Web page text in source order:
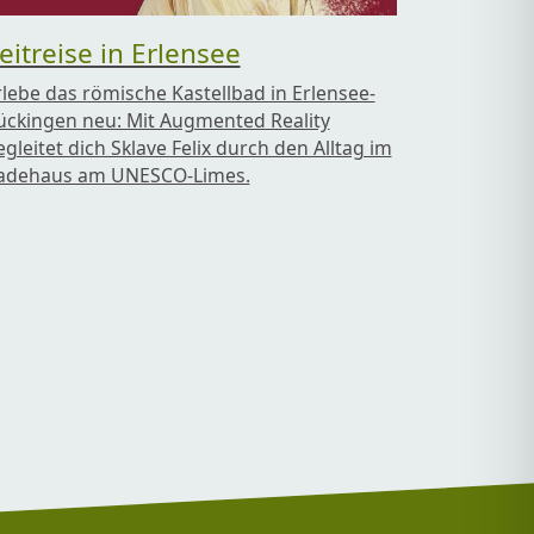
in Erlensee
das römische Kastellbad in Erlensee-
neu: Mit Augmented Reality
dich Sklave Felix durch den Alltag im
am UNESCO-Limes.